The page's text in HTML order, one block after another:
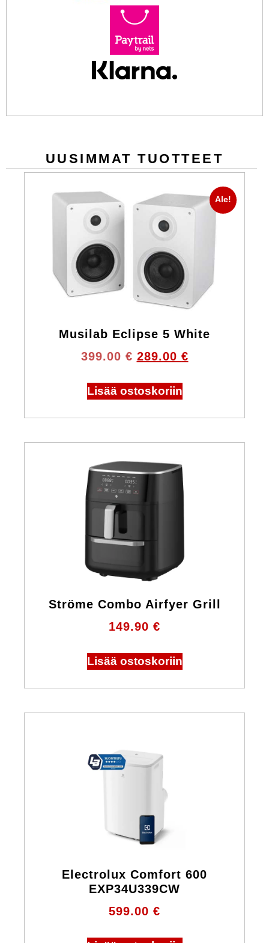
UUSIMMAT TUOTTEET
Ale!
Musilab Eclipse 5 White
399.00 € 289.00 €
Lisää ostoskoriin
Ströme Combo Airfyer Grill
149.90 €
Lisää ostoskoriin
Electrolux Comfort 600
EXP34U339CW
599.00 €